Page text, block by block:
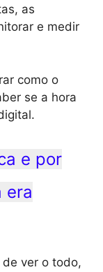
as
e medir
como o
se a hora
e por
era
ver o todo,